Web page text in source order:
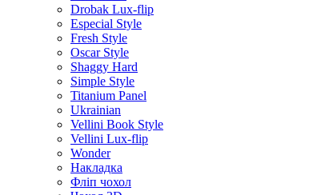
Drobak Lux-flip
Especial Style
Fresh Style
Oscar Style
Shaggy Hard
Simple Style
Titanium Panel
Ukrainian
Vellini Book Style
Vellini Lux-flip
Wonder
Накладка
Фліп чохол